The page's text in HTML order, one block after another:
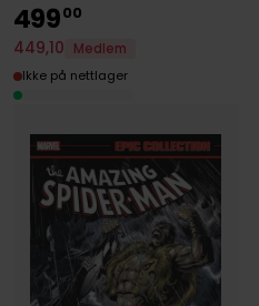
49900
449,10
Medlem
Ikke på nettlager